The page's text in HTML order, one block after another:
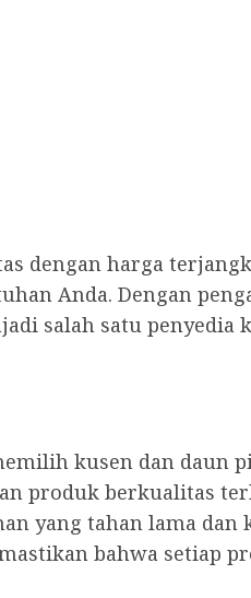
dengan harga
Anda. Dengan
salah satu penyedia
kusen dan daun
produk berkualitas
yang tahan lama dan
bahwa setiap